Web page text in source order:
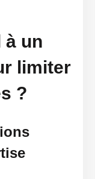
à un
limiter
?